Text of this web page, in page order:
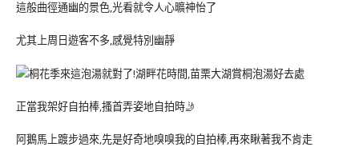
這般曲徑通幽的景色,光看就令人心曠神怡了
尤其上周日遊客不多,感覺特別幽靜
正當我架好自拍棒,搔首弄姿地自拍時🤳
阿鵝馬上踱步過來,先是好奇地嗅嗅我的自拍棒,再來瞅著我不肯走